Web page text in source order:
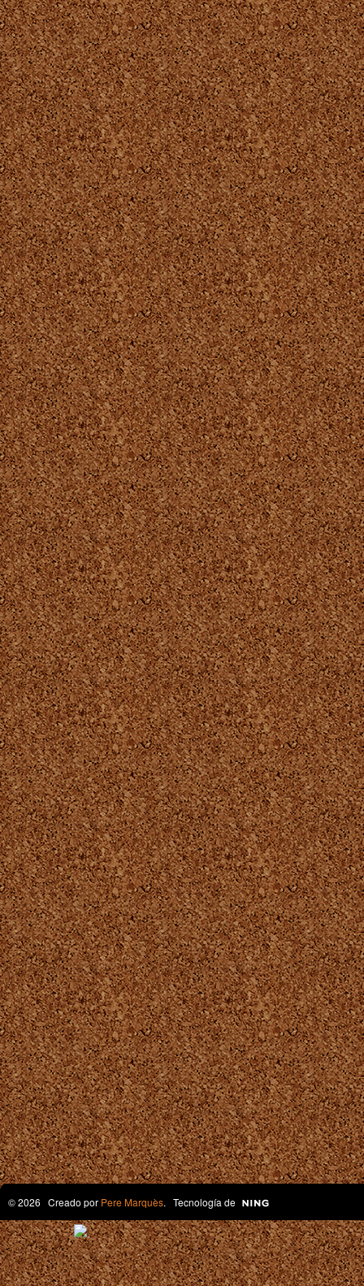
© 2026 Creado por Pere Marquès. Tecnología de